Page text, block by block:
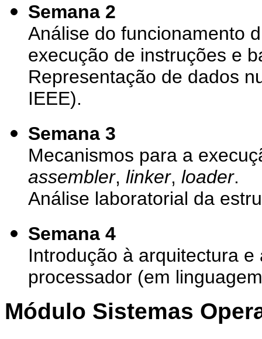
Semana 2
Análise do funcionamento
execução de instruções e
Representação de dados
IEEE).
Semana 3
Mecanismos para a
assembler, linker, loader.
Análise laboratorial da
Semana 4
Introdução à arquitectura
processador (em
Módulo Sistemas